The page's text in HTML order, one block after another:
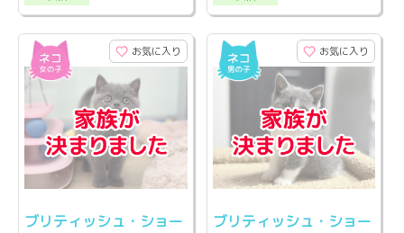
お気に入り
ブリティッシュ・ショー
お気に入り
ブリティッシュ・ショー